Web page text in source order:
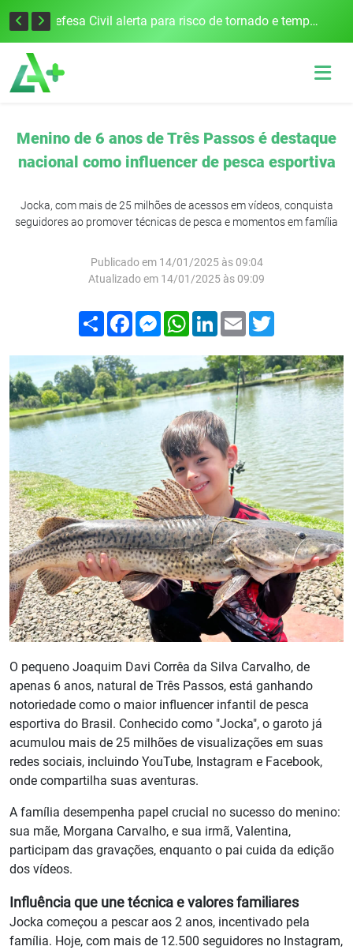
Justiça Eleitoral intensifica preparativos e faz alertas para as Eleições 2026 na 94ª Zona Eleitoral Defesa Civil alerta para risco de tornado e tempestades severas no RS entre esta quinta e sexta-feira
Menino de 6 anos de Três Passos é destaque
nacional como influencer de pesca esportiva
Jocka, com mais de 25 milhões de acessos em vídeos, conquista
seguidores ao promover técnicas de pesca e momentos em família
Publicado em 14/01/2025 às 09:04
Atualizado em 14/01/2025 às 09:09
Compartilhar
FacebookMessenger
WhatsApp
LinkedIn
Email
O pequeno Joaquim Davi Corrêa da Silva Carvalho, de
apenas 6 anos, natural de Três Passos, está ganhando
notoriedade como o maior influencer infantil de pesca
esportiva do Brasil. Conhecido como "Jocka", o garoto já
acumulou mais de 25 milhões de visualizações em suas
redes sociais, incluindo YouTube, Instagram e Facebook,
onde compartilha suas aventuras.
A família desempenha papel crucial no sucesso do menino:
sua mãe, Morgana Carvalho, e sua irmã, Valentina,
participam das gravações, enquanto o pai cuida da edição
dos vídeos.
Influência que une técnica e valores familiares
Jocka começou a pescar aos 2 anos, incentivado pela
família. Hoje, com mais de 12.500 seguidores no Instagram,